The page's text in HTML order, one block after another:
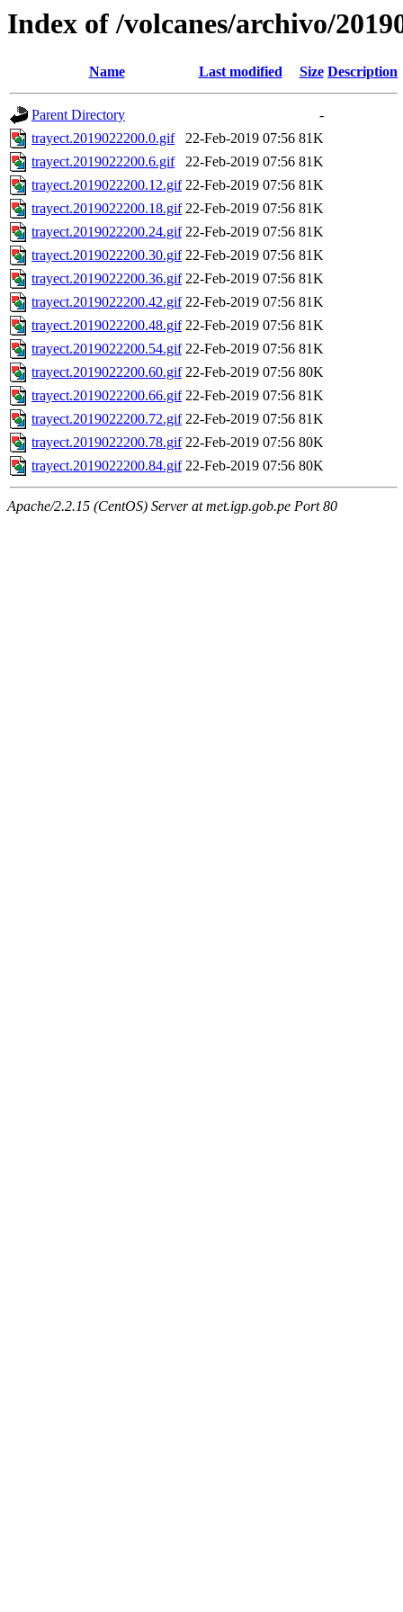
Index of /volcanes/archivo/
Name Last modified Size Description
Parent Directory
-
trayect.2019022200.0.gif
22-Feb-2019 07:56 81K
trayect.2019022200.6.gif
22-Feb-2019 07:56 81K
trayect.2019022200.12.gif 22-Feb-2019 07:56 81K
trayect.2019022200.18.gif 22-Feb-2019 07:56 81K
trayect.2019022200.24.gif 22-Feb-2019 07:56 81K
trayect.2019022200.30.gif 22-Feb-2019 07:56 81K
trayect.2019022200.36.gif 22-Feb-2019 07:56 81K
trayect.2019022200.42.gif 22-Feb-2019 07:56 81K
trayect.2019022200.48.gif 22-Feb-2019 07:56 81K
trayect.2019022200.54.gif 22-Feb-2019 07:56 81K
trayect.2019022200.60.gif 22-Feb-2019 07:56 80K
trayect.2019022200.66.gif 22-Feb-2019 07:56 81K
trayect.2019022200.72.gif 22-Feb-2019 07:56 81K
trayect.2019022200.78.gif 22-Feb-2019 07:56 80K
trayect.2019022200.84.gif 22-Feb-2019 07:56 80K
Apache/2.2.15 (CentOS) Server at met.igp.gob.pe Port 80